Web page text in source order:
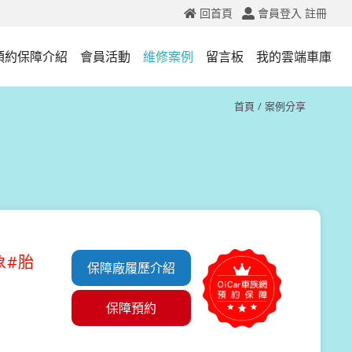
會員登入 註冊
回首頁
約保障介紹 會員活動 維修案例 留言板 我的雲端車庫
首頁 案例分享
#胎 保障廠履歷介紹
保障預約